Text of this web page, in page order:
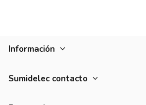
Información
Sumidelec contacto